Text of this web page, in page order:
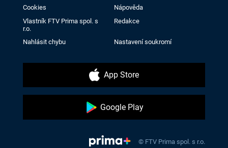
Cookies
Nápověda
Vlastník FTV Prima spol. s
r.o.
Redakce
Nahlásit chybu Nastavení soukromí
App Store
Google Play
© FTV Prima spol. s r.o.